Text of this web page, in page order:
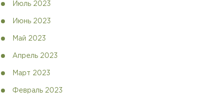
Июль 2023
Июнь 2023
Май 2023
Апрель 2023
Март 2023
Февраль 2023